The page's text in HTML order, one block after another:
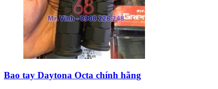
Bao tay Daytona Octa chính hãng